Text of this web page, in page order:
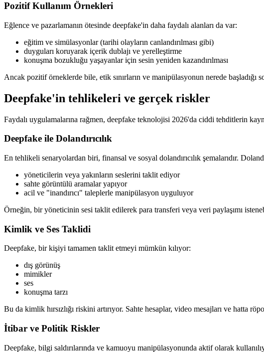
Pozitif Kullanım Örnekleri
Eğlence ve pazarlamanın ötesinde deepfake'in daha faydalı alanları da var:
eğitim ve simülasyonlar (tarihi olayların canlandırılması gibi)
duyguları koruyarak içerik dublajı ve yerelleştirme
konuşma bozukluğu yaşayanlar için sesin yeniden kazandırılması
Ancak pozitif örneklerde bile, etik sınırların ve manipülasyonun nerede başladığı
Deepfake'in tehlikeleri ve gerçek riskler
Faydalı uygulamalarına rağmen, deepfake teknolojisi 2026'da ciddi tehditlerin
Deepfake ile Dolandırıcılık
En tehlikeli senaryolardan biri, finansal ve sosyal dolandırıcılık şemalarıdır.
yöneticilerin veya yakınların seslerini taklit ediyor
sahte görüntülü aramalar yapıyor
acil ve "inandırıcı" taleplerle manipülasyon uyguluyor
Örneğin, bir yöneticinin sesi taklit edilerek para transferi veya veri paylaşımı
Kimlik ve Ses Taklidi
Deepfake, bir kişiyi tamamen taklit etmeyi mümkün kılıyor:
dış görünüş
mimikler
ses
konuşma tarzı
Bu da kimlik hırsızlığı riskini artırıyor. Sahte hesaplar, video mesajları ve hatta
İtibar ve Politik Riskler
Deepfake, bilgi saldırılarında ve kamuoyu manipülasyonunda aktif olarak